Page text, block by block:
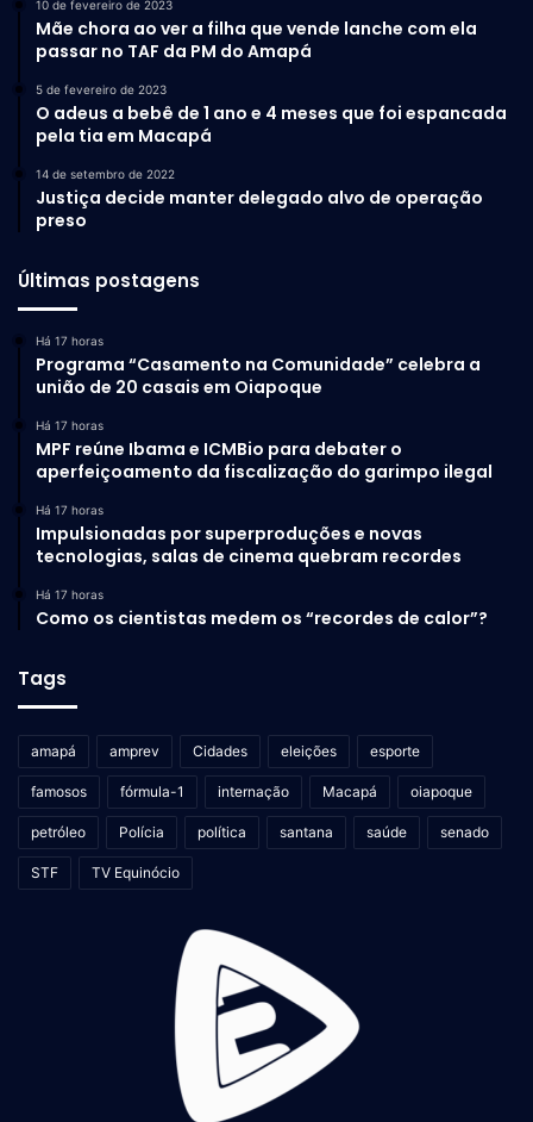
10 de fevereiro de 2023
Mãe chora ao ver a filha que vende lanche com ela
passar no TAF da PM do Amapá
5 de fevereiro de 2023
O adeus a bebê de 1 ano e 4 meses que foi espancada
pela tia em Macapá
14 de setembro de 2022
Justiça decide manter delegado alvo de operação
preso
Últimas postagens
Há 17 horas
Programa “Casamento na Comunidade” celebra a
união de 20 casais em Oiapoque
Há 17 horas
MPF reúne Ibama e ICMBio para debater o
aperfeiçoamento da fiscalização do garimpo ilegal
Há 17 horas
Impulsionadas por superproduções e novas
tecnologias, salas de cinema quebram recordes
Há 17 horas
Como os cientistas medem os “recordes de calor”?
Tags
amapá amprev Cidades eleições esporte
famosos fórmula-1 internação Macapá oiapoque
petróleo Polícia política santana saúde senado
STF TV Equinócio